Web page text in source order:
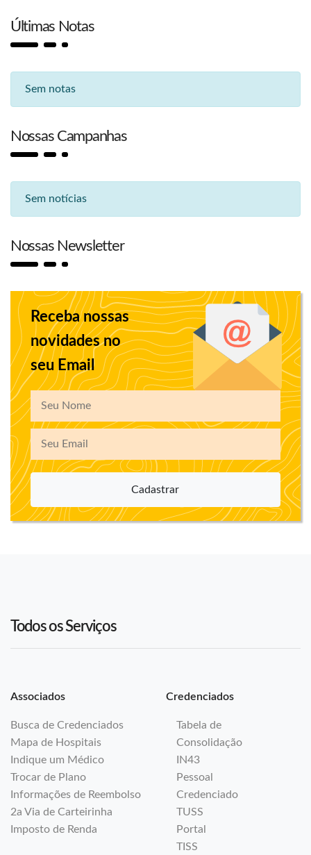
Últimas Notas
Sem notas
Nossas Campanhas
Sem notícias
Nossas Newsletter
Receba nossas
novidades no
seu Email
Cadastrar
Todos os Serviços
Associados
Busca de Credenciados
Mapa de Hospitais
Indique um Médico
Trocar de Plano
Informações de Reembolso
2a Via de Carteirinha
Imposto de Renda
Credenciados
Tabela de
Consolidação
IN43
Pessoal
Credenciado
TUSS
Portal
TISS